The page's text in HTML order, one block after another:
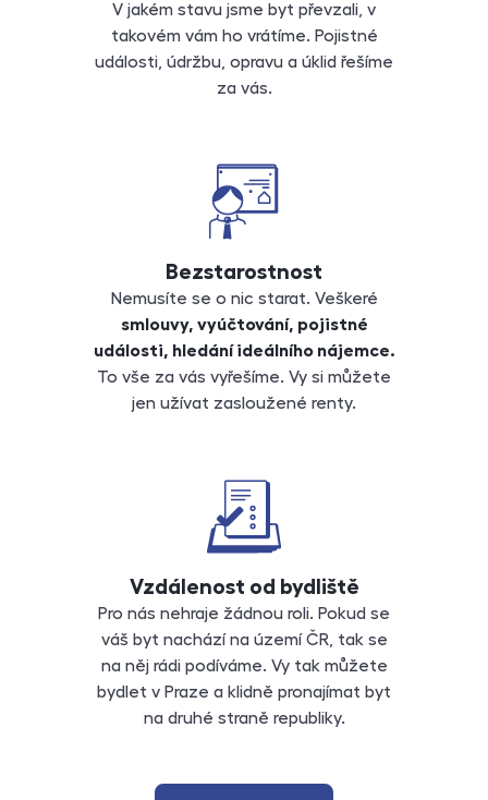
V jakém stavu jsme byt převzali, v
takovém vám ho vrátíme. Pojistné
události, údržbu, opravu a úklid řešíme
za vás.
Bezstarostnost
Nemusíte se o nic starat. Veškeré
smlouvy, vyúčtování, pojistné
události, hledání ideálního nájemce.
To vše za vás vyřešíme. Vy si můžete
jen užívat zasloužené renty.
Vzdálenost od bydliště
Pro nás nehraje žádnou roli. Pokud se
váš byt nachází na území ČR, tak se
na něj rádi podíváme. Vy tak můžete
bydlet v Praze a klidně pronajímat byt
na druhé straně republiky.